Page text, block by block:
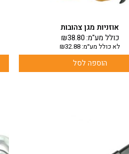
אוזניות מגן צהובות
₪38.80כולל מע"מ:
לא כולל מע״מ: ₪32.88
הוספה לסל